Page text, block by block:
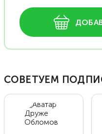
СОВЕТУЕМ